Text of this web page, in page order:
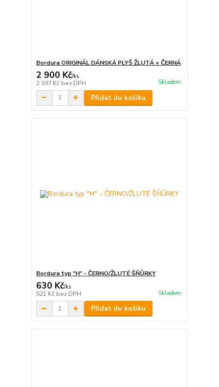
Bordura ORIGINÁL DÁNSKÁ PLYŠ ŽLUTÁ + ČERNÁ
2 900 Kč/ks
2 397 Kč bez DPH Skladem
Přidat do košíku
Bordura typ "H" - ČERNO/ŽLUTÉ ŠŇŮRKY
630 Kč/ks
521 Kč bez DPH Skladem
Přidat do košíku